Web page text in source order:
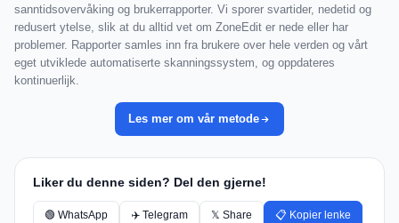
sanntidsovervåking og brukerrapporter. Vi sporer svartider, nedetid og
redusert ytelse, slik at du alltid vet om ZoneEdit er nede eller har
problemer. Rapporter samles inn fra brukere over hele verden og vårt
eget utviklede automatiserte skanningssystem, og oppdateres
kontinuerlijk.
Les mer om vår metode
Liker du denne siden? Del den gjerne!
🟢 WhatsApp ✈️ Telegram 𝕏 Share 📋 Kopier lenke